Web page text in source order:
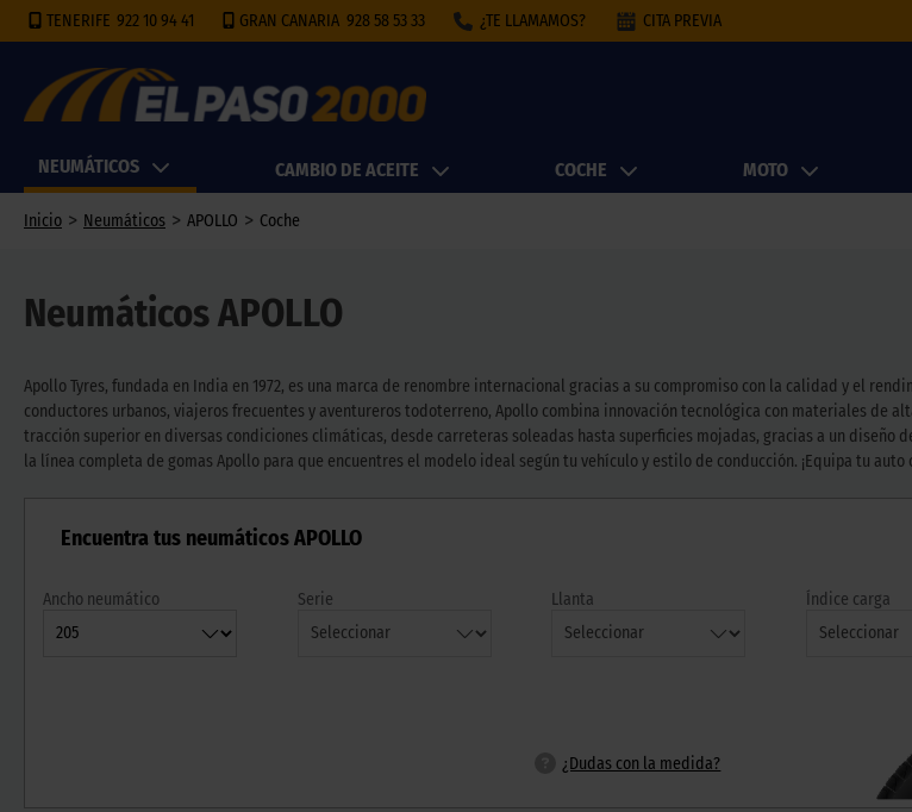
TENERIFE 922 10 94 41 GRAN CANARIA 928 58 53 33 ¿TE LLAMAMOS? CITA PREVIA
NEUMÁTICOS CAMBIO DE ACEITE COCHE MOTO
Inicio > Neumáticos > APOLLO > Coche
Neumáticos APOLLO
Apollo Tyres, fundada en India en 1972, es una marca de renombre internacional gracias a su compromiso con la calidad y el
conductores urbanos, viajeros frecuentes y aventureros todoterreno, Apollo combina innovación tecnológica con materiales de
tracción superior en diversas condiciones climáticas, desde carreteras soleadas hasta superficies mojadas, gracias a un diseño
la línea completa de gomas Apollo para que encuentres el modelo ideal según tu vehículo y estilo de conducción. ¡Equipa tu
Encuentra tus neumáticos APOLLO
Ancho neumático Serie Llanta Índice carga
¿Dudas con la medida?